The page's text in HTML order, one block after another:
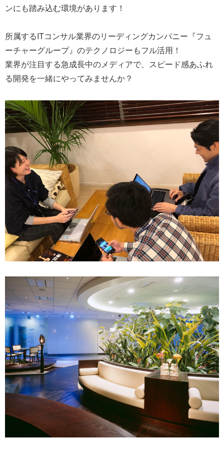
ンにも踏み込む環境があります！
所属するITコンサル業界のリーディングカンパニー『フュ
ーチャーグループ』のテクノロジーもフル活用！
業界が注目する急成長中のメディアで、スピード感あふれ
る開発を一緒にやってみませんか？